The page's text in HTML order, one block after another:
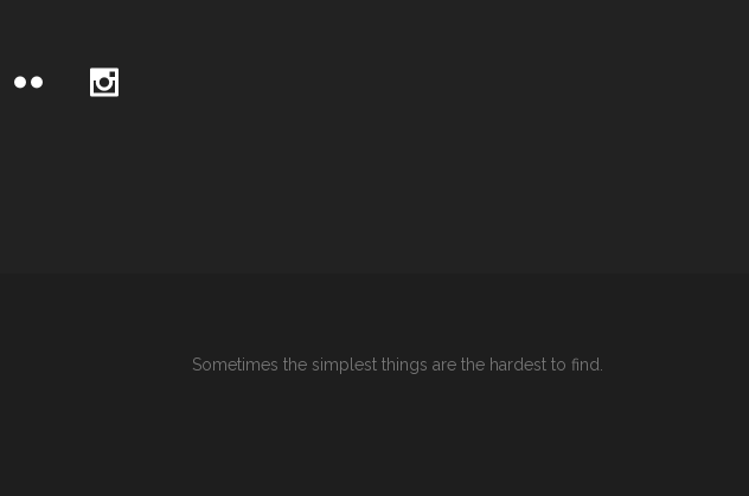
Sometimes the simplest things are the hardest to find.